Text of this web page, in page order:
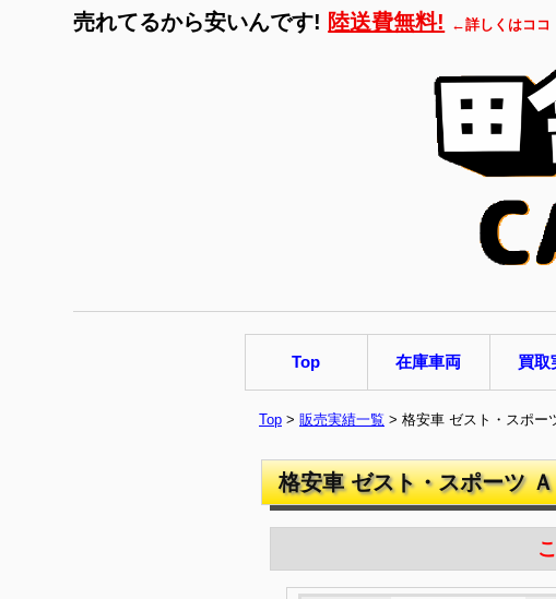
売れてるから安いんです! 陸送費無料! ←詳しくはココ
Top 在庫車両 買取
Top > 販売実績一覧 > 格安車 ゼスト・スポー
格安車 ゼスト・スポーツ